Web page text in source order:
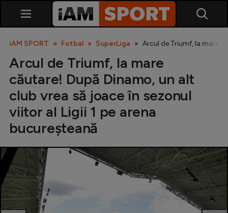
SuperLiga
Liga 2
Cupa României
iAM SPORT Fotbal SuperLiga Arcul de Triumf, la mare
Arcul de Triumf, la mare
căutare! După Dinamo, un alt
club vrea să joace în sezonul
viitor al Ligii 1 pe arena
bucureșteană